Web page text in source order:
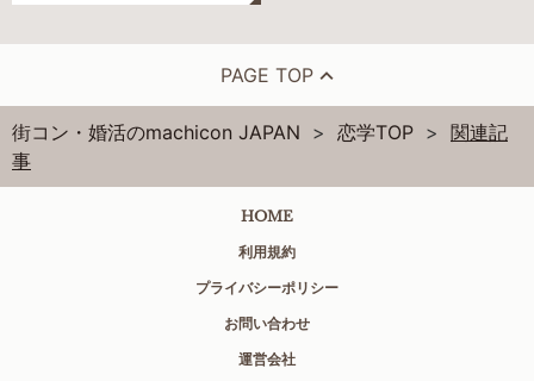
PAGE TOP
街コン・婚活のmachicon JAPAN 恋学TOP
関連記
事
HOME
利用規約
プライバシーポリシー
お問い合わせ
運営会社